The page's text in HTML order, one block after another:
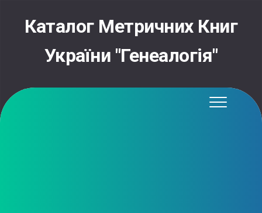
contentКаталог Метричних Книг
України "Генеалогія"